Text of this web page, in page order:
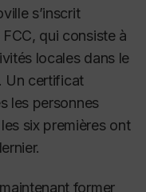
s’inscrit
qui consiste à
locales dans le
Un certificat
les personnes
six premières ont
former